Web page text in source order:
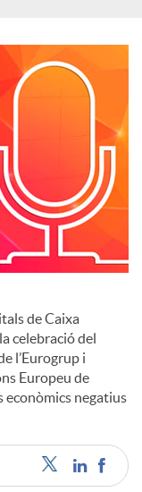
de Caixa
la celebració del
l’Eurogrup i
Europeu de
econòmics negatius